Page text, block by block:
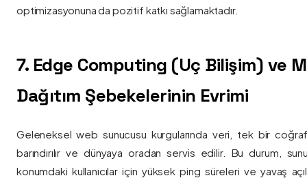
optimizasyonuna da pozitif katkı sağlamaktadır.
7. Edge Computing (Uç Bilişim) ve
Dağıtım Şebekelerinin Evrimi
Geleneksel web sunucusu kurgularında veri, tek bir
barındırılır ve dünyaya oradan servis edilir. Bu durum,
konumdaki kullanıcılar için yüksek ping süreleri ve yavaş